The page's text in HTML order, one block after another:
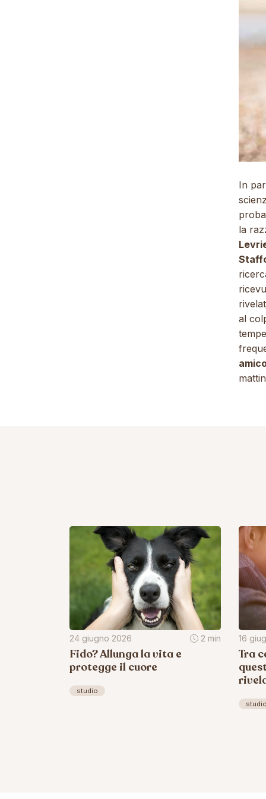
In
la
al
24 giugno 2026 2 min
Fido? Allunga la vita e
protegge il cuore
studio
16
Tra